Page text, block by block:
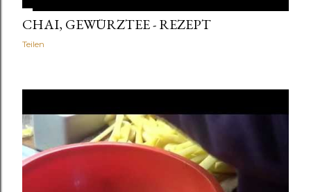
CHAI, GEWÜRZTEE - REZEPT
Teilen